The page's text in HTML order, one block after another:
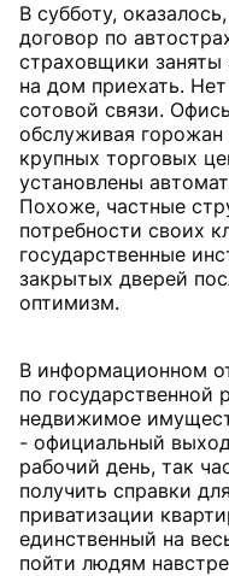
В субботу,
договор по
страховщики
на дом приехать.
сотовой связи.
обслуживая
крупных торговых
установлены
Похоже, частные
потребности своих
государственные
закрытых дверей
оптимизм.
В информационном
по государственной
недвижимое
- официальный
рабочий день, так
получить справки
приватизации
единственный на
пойти людям